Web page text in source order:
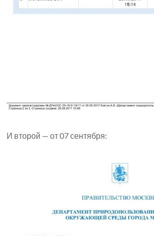
И второй — от 07 сентября: